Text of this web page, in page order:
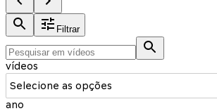
Filtrar
vídeos
Selecione as opções
ano